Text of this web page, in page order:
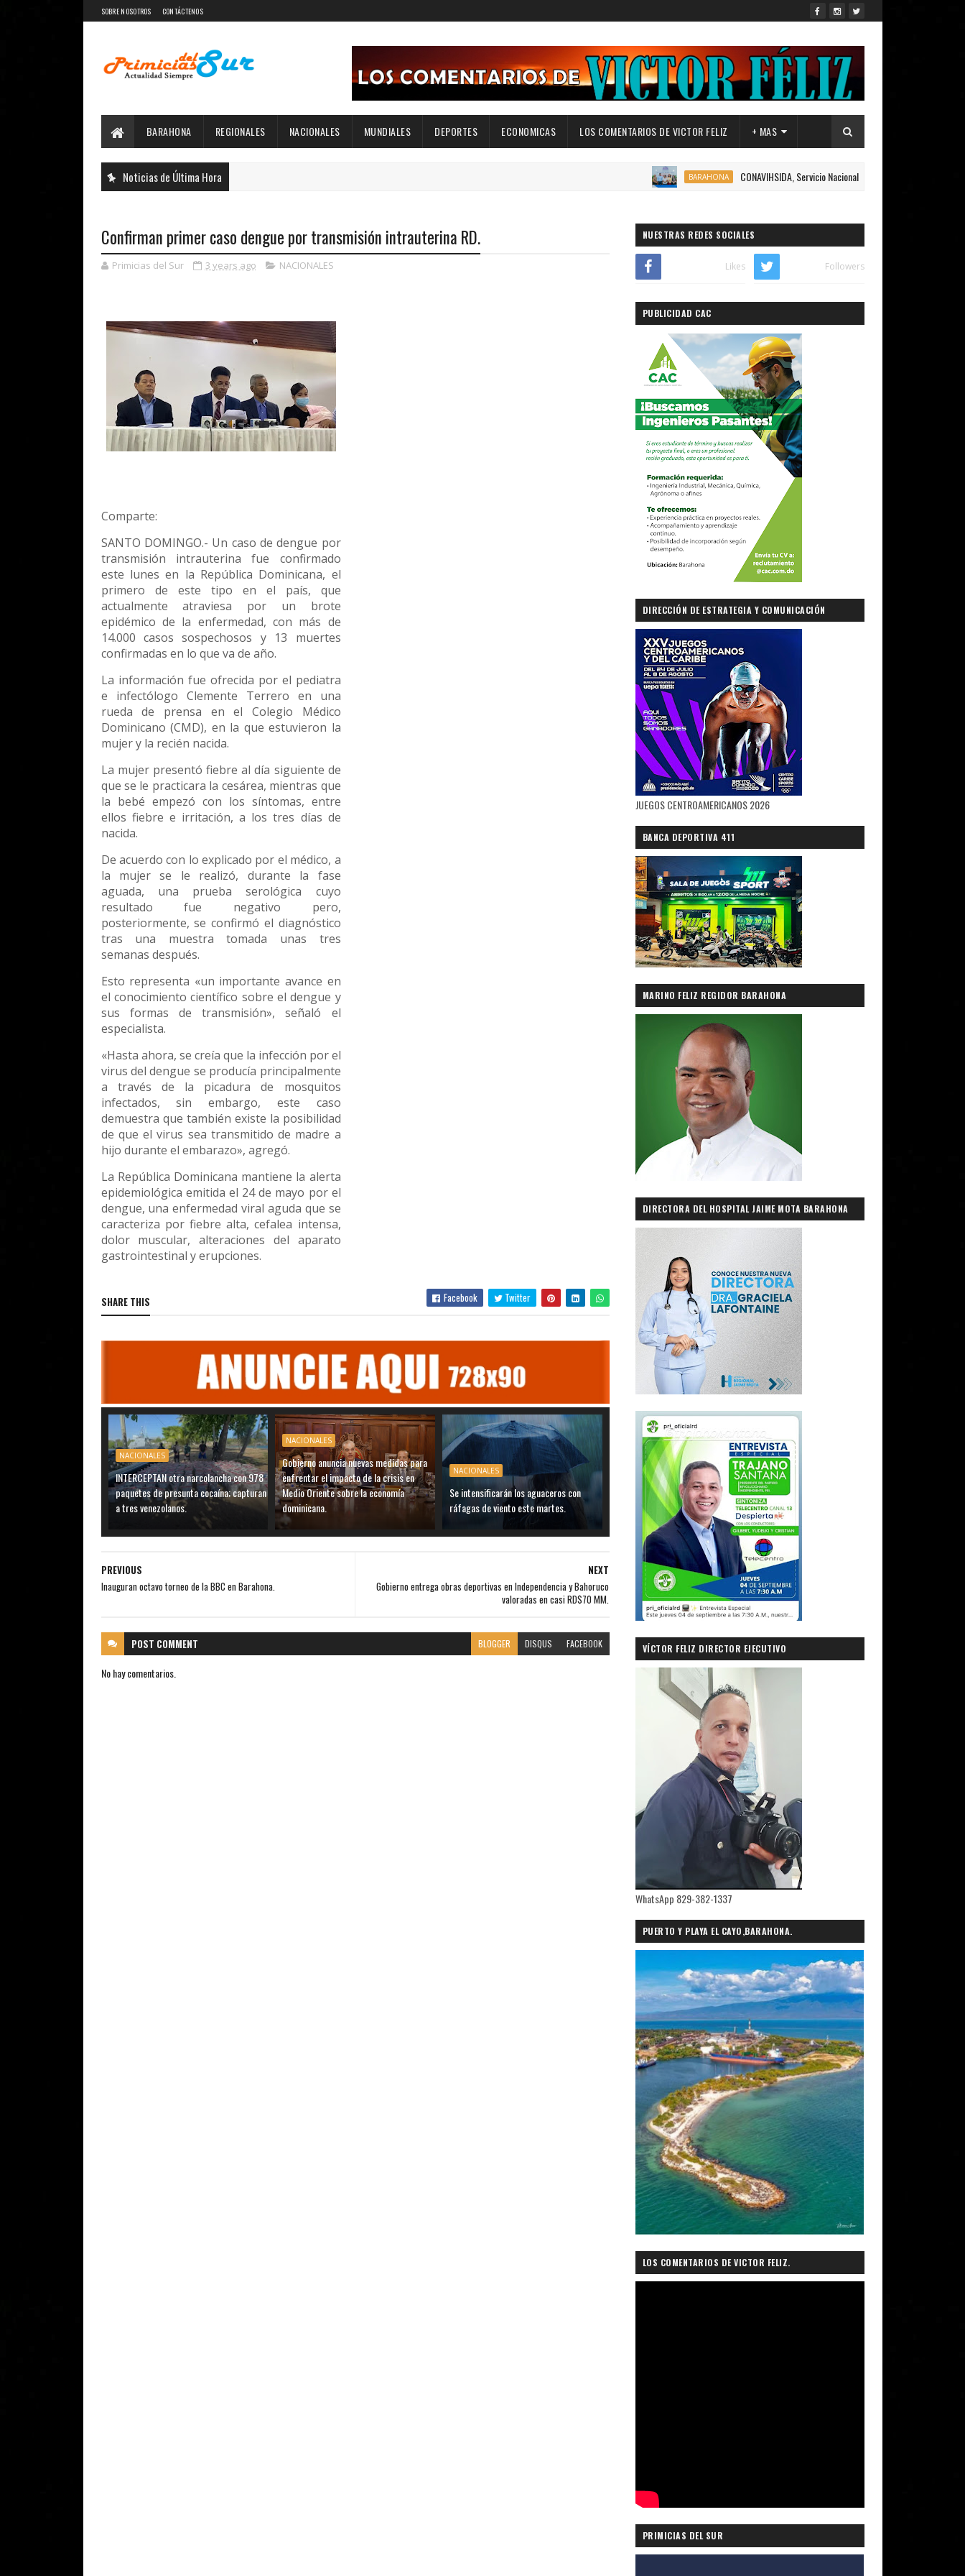
SOBRE NOSOTROS CONTÁCTENOS
BARAHONA REGIONALES NACIONALES MUNDIALES DEPORTES ECONOMICAS LOS COMENTARIOS DE VICTOR FELIZ + MAS
Noticias de Última Hora BARAHONA CONAVIHSIDA, Servicio Nacional de Salud (SNS), UNFPA Y LA MESA
Confirman primer caso dengue por transmisión intrauterina RD.
Primicias del Sur 3 years ago NACIONALES
Comparte:
SANTO DOMINGO.- Un caso de dengue por
transmisión intrauterina fue confirmado
este lunes en la República Dominicana, el
primero de este tipo en el país, que
actualmente atraviesa por un brote
epidémico de la enfermedad, con más de
14.000 casos sospechosos y 13 muertes
confirmadas en lo que va de año.
La información fue ofrecida por el pediatra
e infectólogo Clemente Terrero en una
rueda de prensa en el Colegio Médico
Dominicano (CMD), en la que estuvieron la
mujer y la recién nacida.
La mujer presentó fiebre al día siguiente de
que se le practicara la cesárea, mientras que
la bebé empezó con los síntomas, entre
ellos fiebre e irritación, a los tres días de
nacida.
De acuerdo con lo explicado por el médico, a
la mujer se le realizó, durante la fase
aguada, una prueba serológica cuyo
resultado fue negativo pero,
posteriormente, se confirmó el diagnóstico
tras una muestra tomada unas tres
semanas después.
Esto representa «un importante avance en
el conocimiento científico sobre el dengue y
sus formas de transmisión», señaló el
especialista.
«Hasta ahora, se creía que la infección por el
virus del dengue se producía principalmente
a través de la picadura de mosquitos
infectados, sin embargo, este caso
demuestra que también existe la posibilidad
de que el virus sea transmitido de madre a
hijo durante el embarazo», agregó.
La República Dominicana mantiene la alerta
epidemiológica emitida el 24 de mayo por el
dengue, una enfermedad viral aguda que se
caracteriza por fiebre alta, cefalea intensa,
dolor muscular, alteraciones del aparato
gastrointestinal y erupciones.
SHARE THIS Facebook Twitter
NACIONALES
INTERCEPTAN otra narcolancha con 978
paquetes de presunta cocaína; capturan
a tres venezolanos.
NACIONALES
Gobierno anuncia nuevas medidas para
enfrentar el impacto de la crisis en
Medio Oriente sobre la economía
dominicana.
NACIONALES
Se intensificarán los aguaceros con
ráfagas de viento este martes.
NEXT
Gobierno entrega obras deportivas en Independencia y Bahoruco
valoradas en casi RD$70 MM.
PREVIOUS
Inauguran octavo torneo de la BBC en Barahona.
POST COMMENT BLOGGER DISQUS FACEBOOK
No hay comentarios.
NUESTRAS REDES SOCIALES
Likes Followers
PUBLICIDAD CAC
DIRECCIÓN DE ESTRATEGIA Y COMUNICACIÓN
GUBERNAMENTAL
JUEGOS CENTROAMERICANOS 2026
BANCA DEPORTIVA 411
MARINO FELIZ REGIDOR BARAHONA
DIRECTORA DEL HOSPITAL JAIME MOTA BARAHONA
VÍCTOR FELIZ DIRECTOR EJECUTIVO
PRIMICIASDELSUR.COM
WhatsApp 829-382-1337
PUERTO Y PLAYA EL CAYO,BARAHONA.
LOS COMENTARIOS DE VICTOR FELIZ.
PRIMICIAS DEL SUR